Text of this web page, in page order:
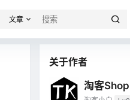
文章
关于作者
淘客Shop